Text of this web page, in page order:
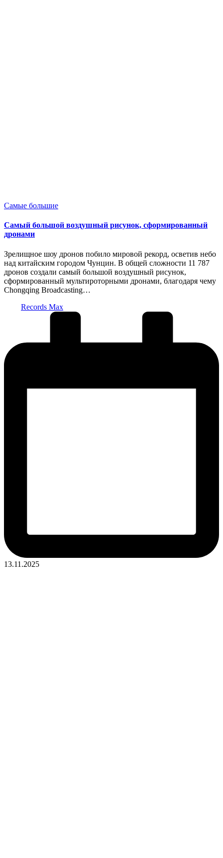
Опубликовано
Самые большие
Самый большой воздушный рисунок, сформированный
дронами
Зрелищное шоу дронов побило мировой рекорд, осветив небо
над китайским городом Чунцин. В общей сложности 11 787
дронов создали самый большой воздушный рисунок,
сформированный мультироторными дронами, благодаря чему
Chongqing Broadcasting…
Records Max
13.11.2025